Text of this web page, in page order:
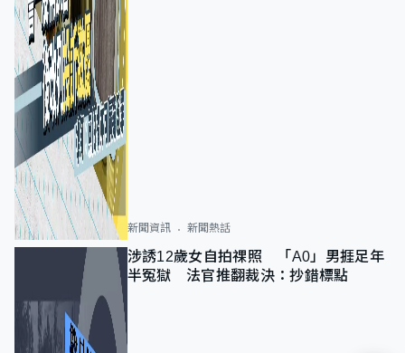
新聞資訊 新聞熱話
涉誘12歲女自拍祼照 「A0」男捱足年
半冤獄 法官推翻裁決：抄錯標點